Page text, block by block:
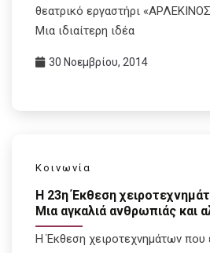
θεατρικό εργαστήρι
Μια ιδιαίτερη ιδέα
30 Νοεμβρίου, 2014
Κοινωνία
Η 23η Έκθεση
Μια αγκαλιά ανθρωπιάς και
Η Έκθεση χειροτεχνημάτων που